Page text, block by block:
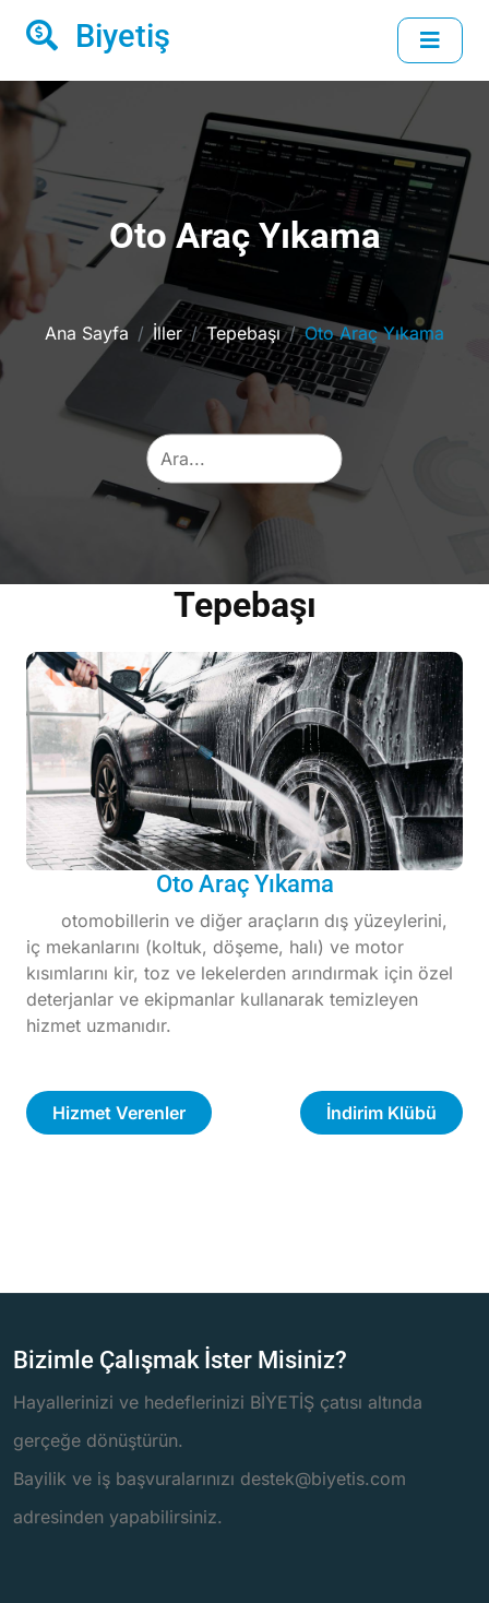
Biyetiş
Oto Araç Yıkama
Ana Sayfa İller Tepebaşı Oto Araç Yıkama
Tepebaşı
Oto Araç Yıkama
otomobillerin ve diğer araçların dış yüzeylerini,
iç mekanlarını (koltuk, döşeme, halı) ve motor
kısımlarını kir, toz ve lekelerden arındırmak için özel
deterjanlar ve ekipmanlar kullanarak temizleyen
hizmet uzmanıdır.
Hizmet Verenler İndirim Klübü
Bizimle Çalışmak İster Misiniz?
Hayallerinizi ve hedeflerinizi BİYETİŞ çatısı altında
gerçeğe dönüştürün.
Bayilik ve iş başvuralarınızı destek@biyetis.com
adresinden yapabilirsiniz.